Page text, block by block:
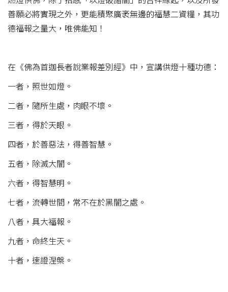
善願必將實現之外，更能積聚廣袤無邊的福慧二資糧，其功
德福報之量大，唯佛能知！
在《佛為首迦長者說業報差別經》中，宣講供燈十種功德：
一者，照世如燈。
二者，隨所生處，肉眼不壞。
三者，得於天眼。
四者，於善惡法，得善智慧。
五者，除滅大闇。
六者，得智慧明。
七者，流轉世間，常不在於黑闇之處。
八者，具大福報。
九者，命終生天。
十者，速證涅槃。